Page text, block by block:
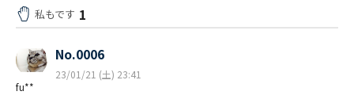
私もです 1
fu**
No.0006
23/01/21 (土) 23:41